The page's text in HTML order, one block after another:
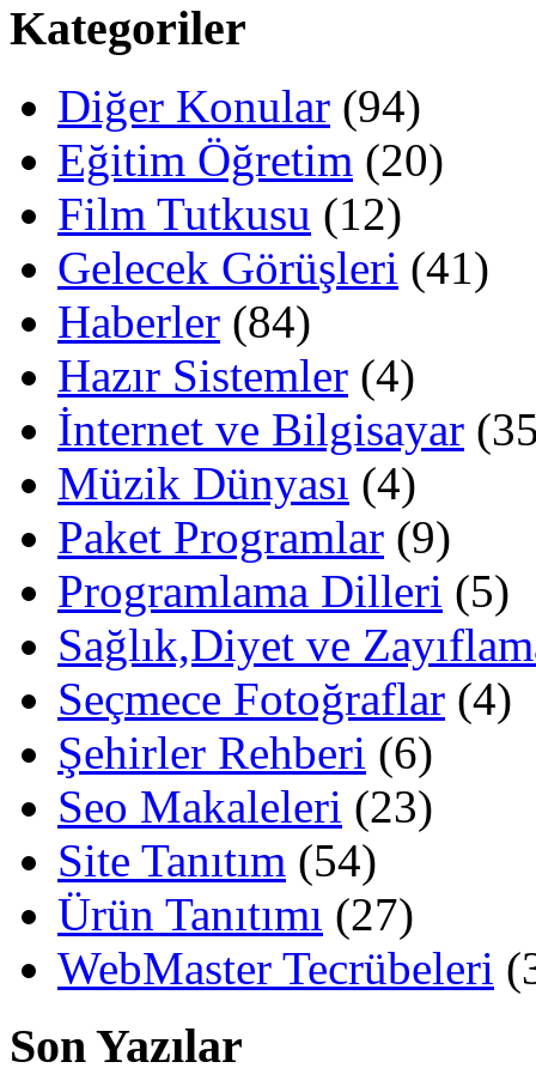
Kategoriler
Diğer Konular (94)
Eğitim Öğretim (20)
Film Tutkusu (12)
Gelecek Görüşleri (41)
Haberler (84)
Hazır Sistemler (4)
İnternet ve Bilgisayar
Müzik Dünyası (4)
Paket Programlar (9)
Programlama Dilleri (5)
Sağlık,Diyet ve
Seçmece Fotoğraflar (4)
Şehirler Rehberi (6)
Seo Makaleleri (23)
Site Tanıtım (54)
Ürün Tanıtımı (27)
WebMaster Tecrübeleri
Son Yazılar